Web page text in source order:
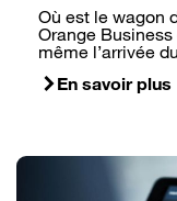
Où est le wagon
Orange
même l’arrivée
En savoir plus